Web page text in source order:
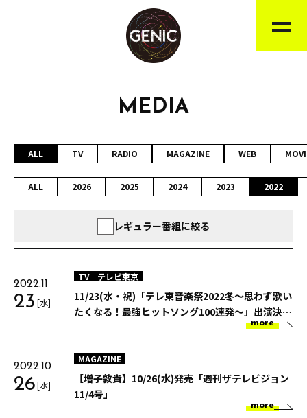
MEDIA
ALL TV RADIO MAGAZINE WEB
ALL 2026 2025 2024 2023 2022
レギュラー番組に絞る
2022.11
23 [水]
TV テレビ東京
11/23(水・祝)「テレ東音楽祭2022冬～思わず歌い
たくなる！最強ヒットソング100連発～」出演決
more
2022.10
26[水]
MAGAZINE
【増子敦貴】10/26(水)発売「週刊ザテレビジョン
11/4号」
more